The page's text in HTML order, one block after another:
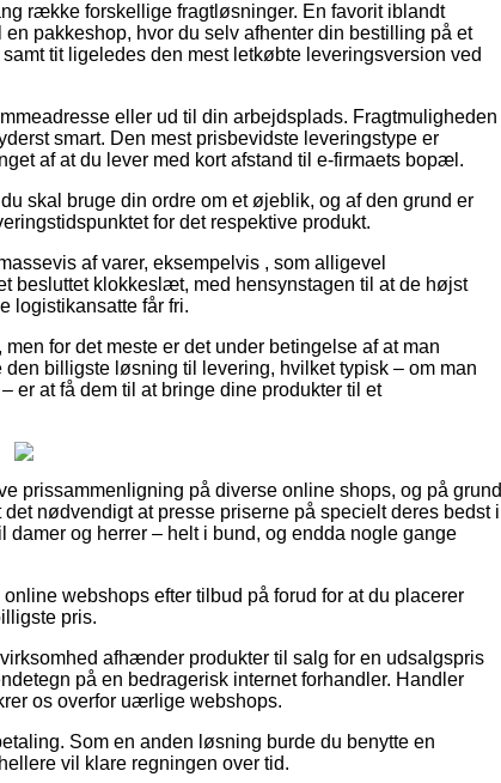
række forskellige fragtløsninger. En favorit iblandt
pakkeshop, hvor du selv afhenter din bestilling på et
tit ligeledes den mest letkøbte leveringsversion ved
eller ud til din arbejdsplads. Fragtmuligheden
smart. Den mest prisbevidste leveringstype er
af at du lever med kort afstand til e-firmaets bopæl.
skal bruge din ordre om et øjeblik, og af den grund er
for det respektive produkt.
af varer, eksempelvis , som alligevel
besluttet klokkeslæt, med hensynstagen til at de højst
logistikansatte får fri.
for det meste er det under betingelse af at man
billigste løsning til levering, hvilket typisk – om man
at få dem til at bringe dine produkter til et
prissammenligning på diverse online shops, og på grund
nødvendigt at presse priserne på specielt deres bedst i
og herrer – helt i bund, og endda nogle gange
webshops efter tilbud på forud for at du placerer
pris.
afhænder produkter til salg for en udsalgspris
på en bedragerisk internet forhandler. Handler
os overfor uærlige webshops.
Som en anden løsning burde du benytte en
vil klare regningen over tid.